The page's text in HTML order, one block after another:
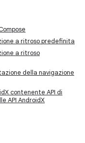
a ritroso predefinita
a ritroso
della navigazione
contenente API di
API AndroidX